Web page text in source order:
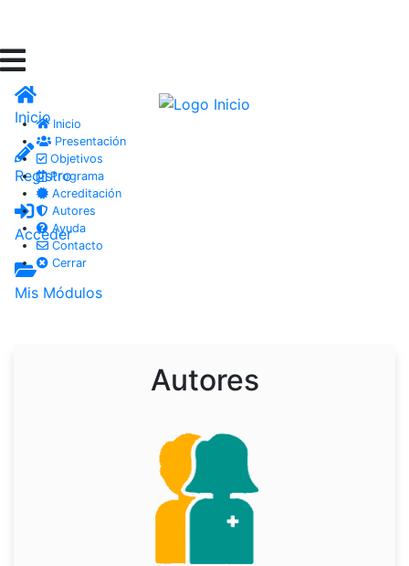
Inicio
Registro
Acceder
Mis Módulos
Inicio
Presentación
Objetivos
Programa
Acreditación
Autores
Ayuda
Contacto
Cerrar
Autores